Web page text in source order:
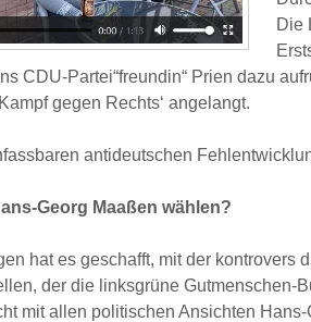
Die
CDU-Partei“freundin“ Prien dazu
gegen Rechts‘ angelangt.
antideutschen
Georg Maaßen wählen?
hat es geschafft, mit der kontrovers
der die linksgrüne
mit allen politischen Ansichten